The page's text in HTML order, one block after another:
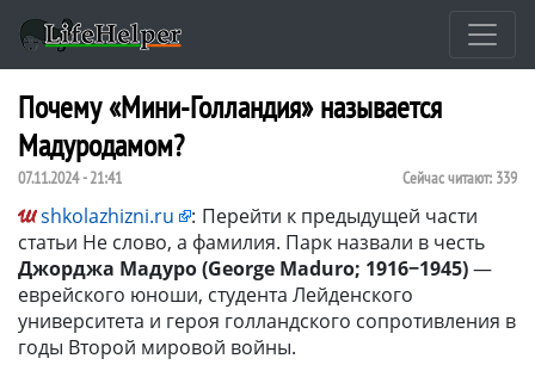
Почему «Мини-Голландия» называется
Мадуродамом?
07.11.2024 - 21:41 Сейчас читают: 339
shkolazhizni.ru : Перейти к предыдущей части
статьи Не слово, а фамилия. Парк назвали в честь
Джорджа Мадуро (George Maduro; 1916−1945)—
еврейского юноши, студента Лейденского
университета и героя голландского сопротивления в
годы Второй мировой войны.